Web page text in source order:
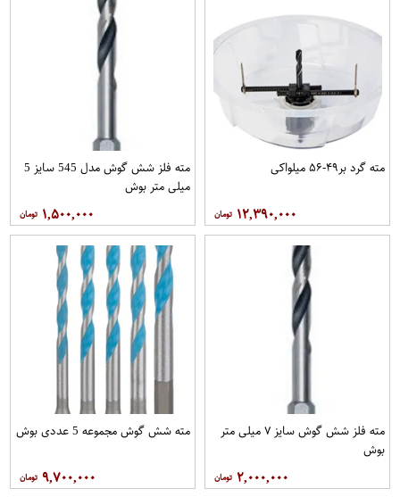
مته گرد بر۴۹-۵۶ میلواکی
۱۲,۳۹۰,۰۰۰
مته فلز شش گوش مدل 545 سایز 5
میلی متر بوش
۱,۵۰۰,۰۰۰
مته فلز شش گوش سایز ۷ میلی متر
بوش
۲,۰۰۰,۰۰۰
مته شش گوش مجموعه 5 عددی بوش
۹,۷۰۰,۰۰۰